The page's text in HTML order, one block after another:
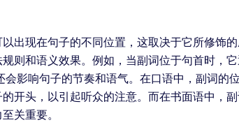
出现在句子的不同位置，这取决于它所修饰
则和语义效果。例如，当副词位于句首时，
影响句子的节奏和语气。在口语中，副词的
开头，以引起听众的注意。而在书面语中，
关重要。